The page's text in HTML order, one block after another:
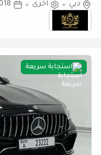
Surround Sound System!!
دبي أخرى
استجابة سريعة